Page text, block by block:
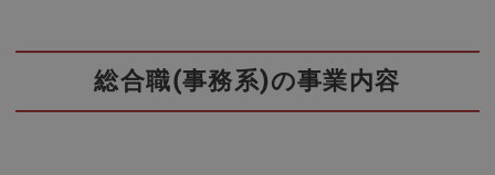
総合職(事務系)の事業内容